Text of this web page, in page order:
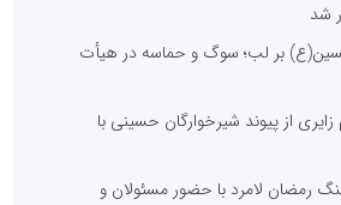
شد
بر لب؛ سوگ و حماسه در هیأت
از پیوند شیرخوارگان حسینی با
رمضان لامرد با حضور مسئولان و